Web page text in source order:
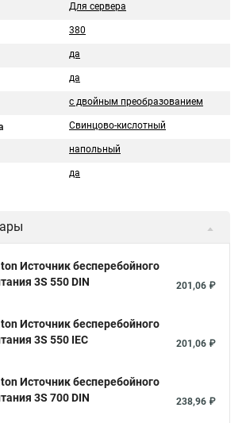
Для сервера
380
да
да
с двойным преобразованием
Свинцово-кислотный
напольный
да
Источник бесперебойного
3S 550 DIN
201,06 ₽
Источник бесперебойного
3S 550 IEC
201,06 ₽
Источник бесперебойного
3S 700 DIN
238,96 ₽